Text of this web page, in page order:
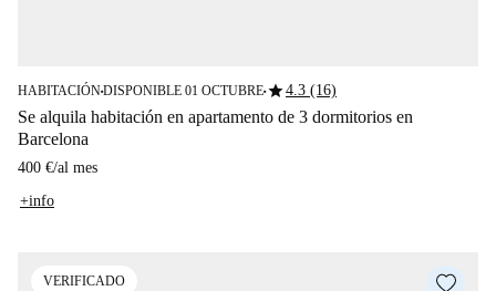
HABITACIÓN■DISPONIBLE 01 OCTUBRE■star4.3 (16)
Se alquila habitación en apartamento de 3 dormitorios en
Barcelona
400 €/al mes
+info
VERIFICADO